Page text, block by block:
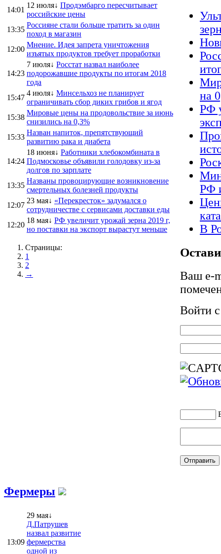
14:01
12 июля↓ Продэмбарго пересчитывает
российские цены
13:35
Россияне стали больше тратить за один
поход в магазин
12:00
Мнение. Идея запрета уничтожения
изъятых продуктов требует проработки
14:23
7 июля↓ Росстат назвал наиболее
подорожавшие продукты по итогам 2018
года
15:47
4 июля↓ Минсельхоз не планирует
ограничивать сбор диких грибов и ягод
15:38
Мировые цены на продовольствие за июнь
снизились на 0,3%
15:33
Назван напиток, препятствующий
развитию рака и диабета
14:24
18 июня↓ Работники хлебокомбината в
Подмосковье объявили голодовку из-за
долгов по зарплате
13:35
Названы провоцирующие возникновение
смертельных болезней продукты
12:07
23 мая↓ «Перекресток» задумался о
сотрудничестве с сервисами доставки еды
12:20
18 мая↓ РФ увеличит урожай зерна 2019 г,
но поставки на экспорт вырастут меньше
Страницы:
1
2
→
на
РФ
РФ
В
Ваш e-
Войти
Фермеры
13:09
29 мая↓
Д.Патрушев
назвал развитие
фермерства
одной из